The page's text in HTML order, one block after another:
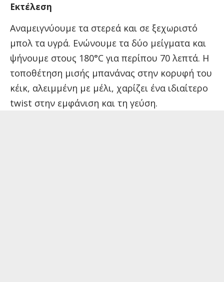
Εκτέλεση
Αναμειγνύουμε τα στερεά και σε ξεχωριστό
μπολ τα υγρά. Ενώνουμε τα δύο μείγματα και
ψήνουμε στους 180°C για περίπου 70 λεπτά. Η
τοποθέτηση μισής μπανάνας στην κορυφή του
κέικ, αλειμμένη με μέλι, χαρίζει ένα ιδιαίτερο
twist στην εμφάνιση και τη γεύση.